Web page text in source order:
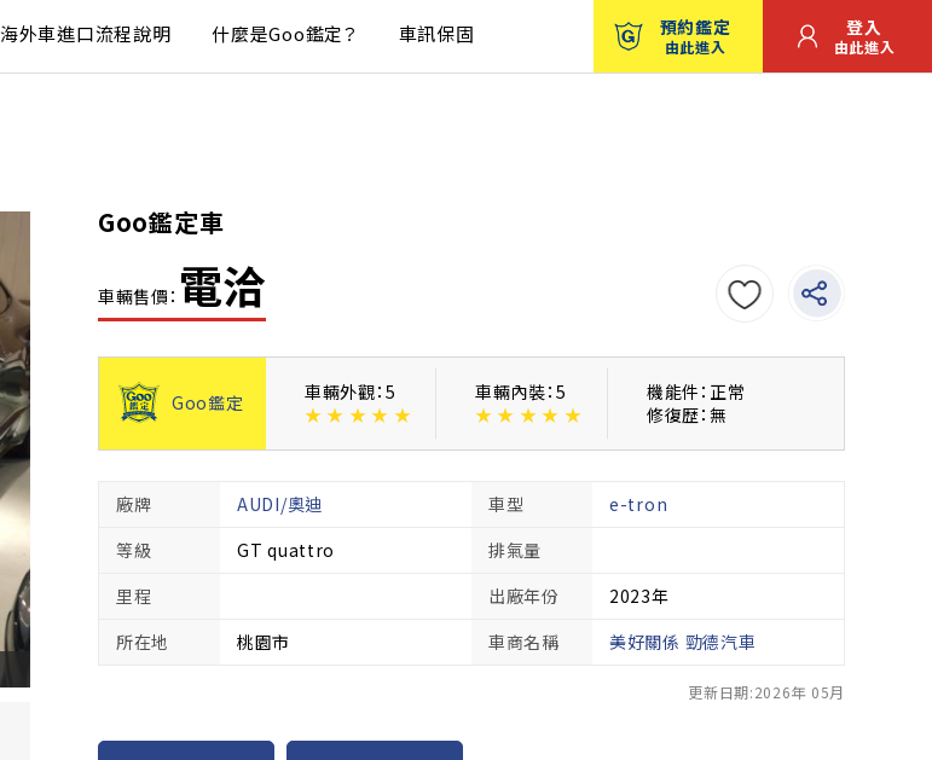
海外車進口流程說明 什麼是Goo鑑定？ 車訊保固 預約鑑定
由此進入
登入
由此進入
Goo鑑定車
車輛售價： 電洽
Goo鑑定
車輛外觀：5
★ ★ ★ ★ ★
車輛內裝：5
★ ★ ★ ★ ★
機能件：正常
修復歴：無
廠牌 AUDI/奧迪 車型
e-tron
等級
GT quattro
排氣量
里程
出廠年份
2023年
所在地
桃園市 車商名稱 美好關係 勁德汽車
更新日期:2026年 05月